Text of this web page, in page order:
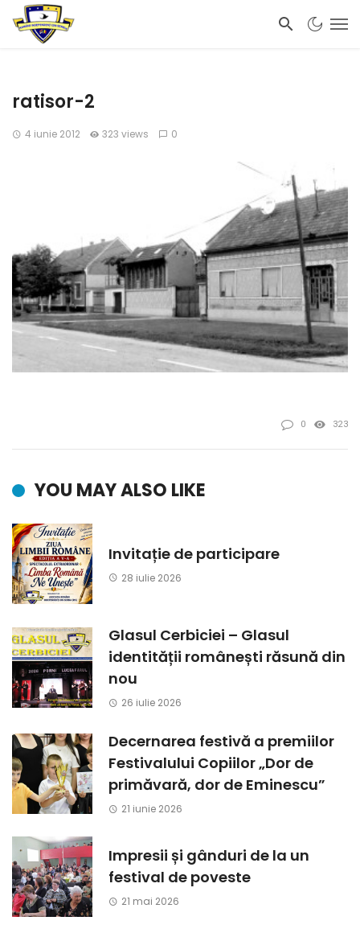
ratisor-2
4 iunie 2012 323 views 0
0 323
YOU MAY ALSO LIKE
Invitație de participare
28 iulie 2026
Glasul Cerbiciei – Glasul
identității românești răsună din
nou
26 iulie 2026
Decernarea festivă a premiilor
Festivalului Copiilor „Dor de
primăvară, dor de Eminescu”
21 iunie 2026
Impresii și gânduri de la un
festival de poveste
21 mai 2026